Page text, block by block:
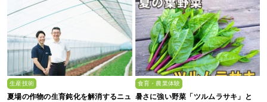
生産技術
夏場の作物の生育鈍化を解消するニュ
食育・農業体験
暑さに強い野菜「ツルムラサキ」と